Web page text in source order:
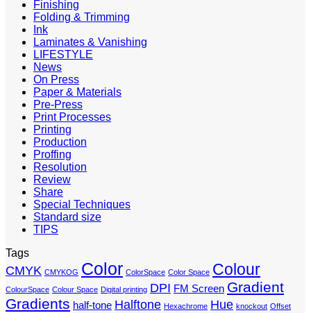
Finishing
Folding & Trimming
Ink
Laminates & Vanishing
LIFESTYLE
News
On Press
Paper & Materials
Pre-Press
Print Processes
Printing
Production
Proffing
Resolution
Review
Share
Special Techniques
Standard size
TIPS
Tags
CMYK CMYKOG Color ColorSpace Color Space Colour
ColourSpace Colour Space Digital printing DPI FM Screen Gradient
Gradients half-tone Halftone Hexachrome Hue knockout Offset